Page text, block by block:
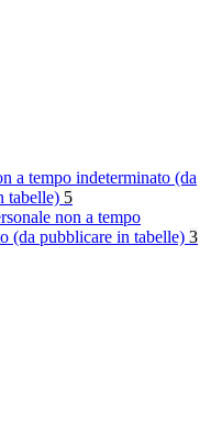
a tempo indeterminato (da
tabelle) 5
non a tempo
(da pubblicare in tabelle) 3